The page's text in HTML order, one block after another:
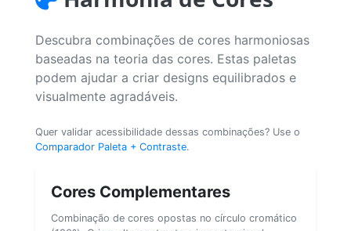
Descubra combinações de cores harmoniosas
baseadas na teoria das cores. Estas paletas
podem ajudar a criar designs equilibrados e
visualmente agradáveis.
Quer validar acessibilidade dessas combinações? Use o
Comparador Paleta + Contraste.
Cores Complementares
Combinação de cores opostas no círculo cromático